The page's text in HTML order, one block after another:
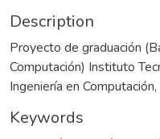
Description
Proyecto de graduación
Computación) Instituto
Ingeniería en
Keywords